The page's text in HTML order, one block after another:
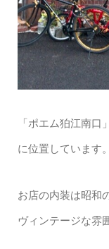
「ポエム狛江南
に位置しています。
お店の内装は昭和
ヴィンテージな雰